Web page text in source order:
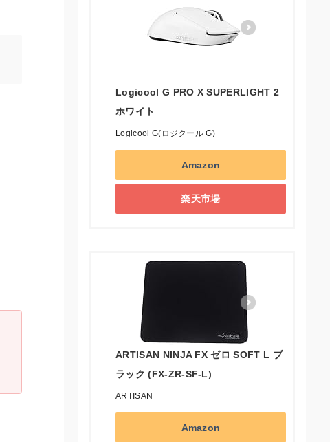
Logicool G PRO X SUPERLIGHT 2
ホワイト
Logicool G(ロジクール G)
Amazon
楽天市場
ARTISAN NINJA FX ゼロ SOFT L ブ
ラック (FX-ZR-SF-L)
ARTISAN
Amazon